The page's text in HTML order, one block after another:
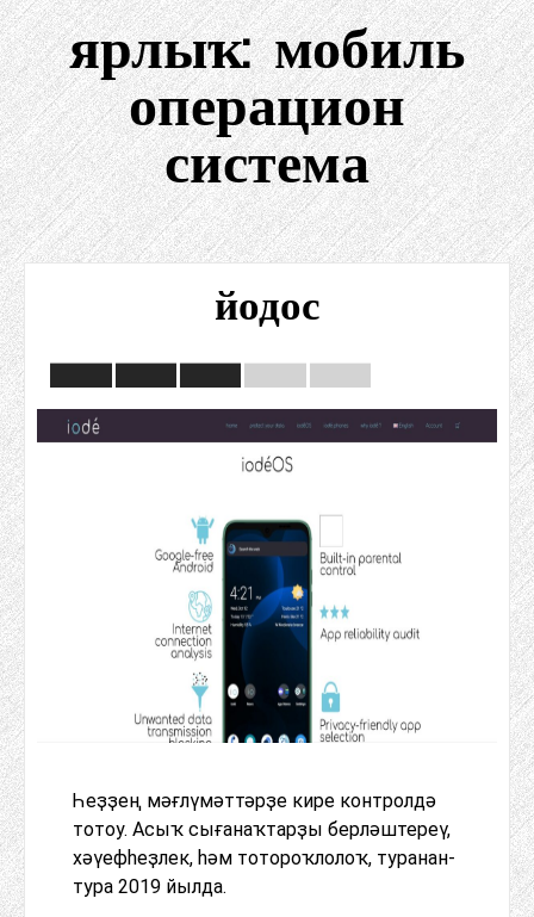
ярлыҡ:мобиль
операцион
система
йодос
Һеҙҙең мәғлүмәттәрҙе кире контролдә
тотоу. Асыҡ сығанаҡтарҙы берләштереү,
хәүефһеҙлек, һәм тотороҡлолоҡ, туранан-
тура 2019 йылда.